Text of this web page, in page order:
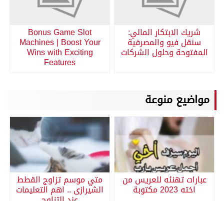
شريك الابتكار المالي:
سنقل فيو والمصرفية
المفتوحة وحلول الشركات
Bonus Game Slot
Machines | Boost Your
Wins with Exciting
Features
مواضيع منوعة
عبارات تهنئه للعريس من
اخته 2023 مكتوبة
متي موسم تزاوج القطط
الشيرازى .. اهم التعليمات